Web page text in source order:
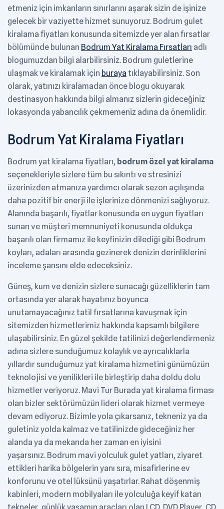
etmeniz için imkanların sınırlarını aşarak sizin de işinize
gelecek bir vaziyette hizmet sunuyoruz. Bodrum gulet
kiralama fiyatları konusunda sitemizde yer alan fırsatlar
bölümünde bulunan Bodrum Yat Kiralama Fırsatları adlı
blogumuzdan bilgi alarbilirsiniz. Bodrum guletlerine
ulaşmak ve kiralamak için buraya tıklayabilirsiniz. Son
olarak, yatınızı kiralamadan önce blogu okuyarak
destinasyon hakkında bilgi almanız sizlerin gideceğiniz
lokasyonda yabancılık çekmemeniz adına da önemlidir.
Bodrum Yat Kiralama Fiyatları
Bodrum yat kiralama fiyatları, bodrum özel yat kiralama
seçenekleriyle sizlere tüm bu sıkıntı ve stresinizi
üzerinizden atmanıza yardımcı olarak sezon açılışında
daha pozitif bir enerji ile işlerinize dönmenizi sağlıyoruz.
Alanında başarılı, fiyatlar konusunda en uygun fiyatları
sunan ve müşteri memnuniyeti konusunda oldukça
başarılı olan firmamız ile keyfinizin dilediği gibi Bodrum
koyları, adaları arasında gezinerek denizin derinliklerini
inceleme şansını elde edeceksiniz.
Güneş, kum ve denizin sizlere sunacağı güzelliklerin tam
ortasında yer alarak hayatınız boyunca
unutamayacağınız tatil fırsatlarına kavuşmak için
sitemizden hizmetlerimiz hakkında kapsamlı bilgilere
ulaşabilirsiniz. En güzel şekilde tatilinizi değerlendirmeniz
adına sizlere sunduğumuz kolaylık ve ayrıcalıklarla
yıllardır sunduğumuz yat kiralama hizmetini günümüzün
teknolojisi ve yenilikleri ile birleştirip daha doldu dolu
hizmetler veriyoruz. Mavi Tur Burada yat kiralama firması
olan bizler sektörümüzün lideri olarak hizmet vermeye
devam ediyoruz. Bizimle yola çıkarsanız, tekneniz ya da
guletiniz yolda kalmaz ve tatilinizde gideceğiniz her
alanda ya da mekanda her zaman en iyisini
yaşarsınız. Bodrum mavi yolculuk gulet yatları, ziyaret
ettikleri harika bölgelerin yanı sıra, misafirlerine ev
konforunu ve otel lüksünü yaşatırlar. Rahat döşenmiş
kabinleri, modern mobilyaları ile yolculuğa keyif katan